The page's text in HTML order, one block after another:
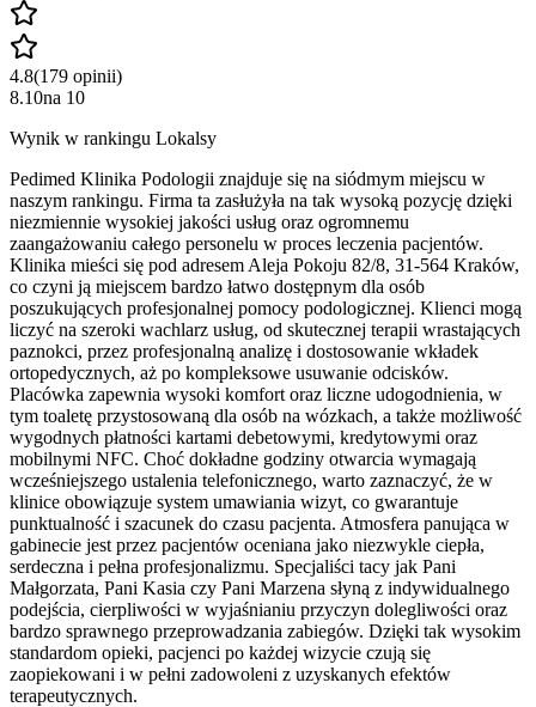
4.8(179 opinii)
8.10na 10
Wynik w rankingu Lokalsy
Pedimed Klinika Podologii znajduje się na siódmym miejscu w
naszym rankingu. Firma ta zasłużyła na tak wysoką pozycję dzięki
niezmiennie wysokiej jakości usług oraz ogromnemu
zaangażowaniu całego personelu w proces leczenia pacjentów.
Klinika mieści się pod adresem Aleja Pokoju 82/8, 31-564 Kraków,
co czyni ją miejscem bardzo łatwo dostępnym dla osób
poszukujących profesjonalnej pomocy podologicznej. Klienci mogą
liczyć na szeroki wachlarz usług, od skutecznej terapii wrastających
paznokci, przez profesjonalną analizę i dostosowanie wkładek
ortopedycznych, aż po kompleksowe usuwanie odcisków.
Placówka zapewnia wysoki komfort oraz liczne udogodnienia, w
tym toaletę przystosowaną dla osób na wózkach, a także możliwość
wygodnych płatności kartami debetowymi, kredytowymi oraz
mobilnymi NFC. Choć dokładne godziny otwarcia wymagają
wcześniejszego ustalenia telefonicznego, warto zaznaczyć, że w
klinice obowiązuje system umawiania wizyt, co gwarantuje
punktualność i szacunek do czasu pacjenta. Atmosfera panująca w
gabinecie jest przez pacjentów oceniana jako niezwykle ciepła,
serdeczna i pełna profesjonalizmu. Specjaliści tacy jak Pani
Małgorzata, Pani Kasia czy Pani Marzena słyną z indywidualnego
podejścia, cierpliwości w wyjaśnianiu przyczyn dolegliwości oraz
bardzo sprawnego przeprowadzania zabiegów. Dzięki tak wysokim
standardom opieki, pacjenci po każdej wizycie czują się
zaopiekowani i w pełni zadowoleni z uzyskanych efektów
terapeutycznych.